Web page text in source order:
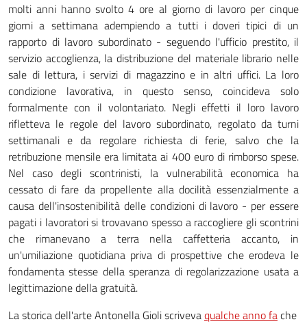
molti anni hanno svolto 4 ore al giorno di lavoro per cinque
giorni a settimana adempiendo a tutti i doveri tipici di un
rapporto di lavoro subordinato - seguendo l'ufficio prestito, il
servizio accoglienza, la distribuzione del materiale librario nelle
sale di lettura, i servizi di magazzino e in altri uffici. La loro
condizione lavorativa, in questo senso, coincideva solo
formalmente con il volontariato. Negli effetti il loro lavoro
rifletteva le regole del lavoro subordinato, regolato da turni
settimanali e da regolare richiesta di ferie, salvo che la
retribuzione mensile era limitata ai 400 euro di rimborso spese.
Nel caso degli scontrinisti, la vulnerabilità economica ha
cessato di fare da propellente alla docilità essenzialmente a
causa dell'insostenibilità delle condizioni di lavoro - per essere
pagati i lavoratori si trovavano spesso a raccogliere gli scontrini
che rimanevano a terra nella caffetteria accanto, in
un'umiliazione quotidiana priva di prospettive che erodeva le
fondamenta stesse della speranza di regolarizzazione usata a
legittimazione della gratuità.
La storica dell'arte Antonella Gioli scrivevaqualche anno fache